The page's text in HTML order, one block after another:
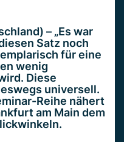
– „Es war
Satz noch
für eine
wenig
Diese
universell.
Reihe nähert
am Main dem